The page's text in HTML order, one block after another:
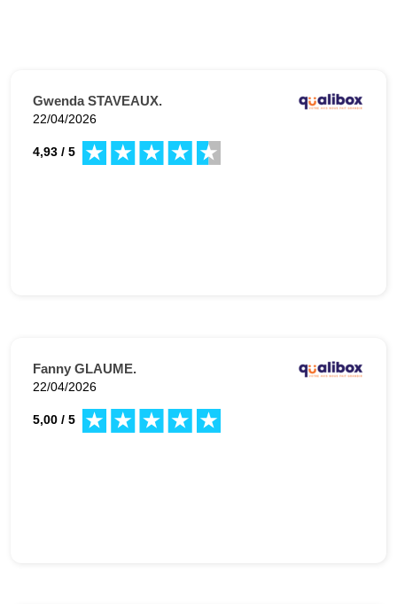
Gwenda STAVEAUX.
22/04/2026
4,93 / 5
Fanny GLAUME.
22/04/2026
5,00 / 5